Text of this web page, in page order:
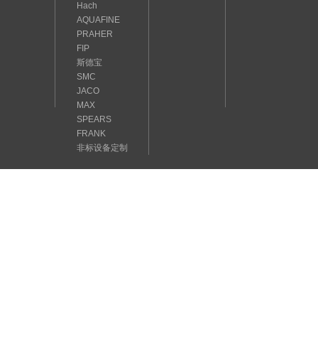
Hach
AQUAFINE
PRAHER
FIP
斯德宝
SMC
JACO
MAX
SPEARS
FRANK
非标设备定制